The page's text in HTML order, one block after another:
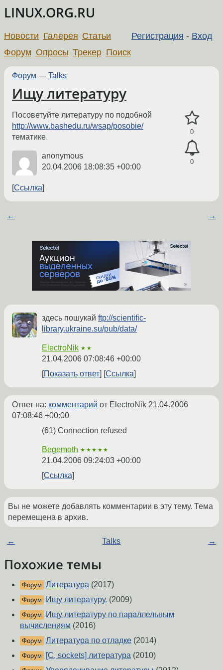
LINUX.ORG.RU
Регистрация - Вход
Новости Галерея Статьи
Форум Опросы Трекер Поиск
Форум — Talks
Ищу литературу
0
0
Посоветуйте литературу по подобной
http://www.bashedu.ru/wsap/posobie/
тематике.
anonymous
20.04.2006 18:08:35 +00:00
Ссылка
← →
здесь пошукай ftp://scientific-
library.ukraine.su/pub/data/
ElectroNik ★★
21.04.2006 07:08:46 +00:00
Показать ответ
Ссылка
Ответ на: комментарий от ElectroNik 21.04.2006
07:08:46 +00:00
(61) Connection refused
Begemoth ★★★★★
21.04.2006 09:24:03 +00:00
Ссылка
Вы не можете добавлять комментарии в эту тему. Тема
перемещена в архив.
← Talks →
Похожие темы
Форум Литература (2017)
Форум Ищу литературу. (2009)
Форум
Ищу литературу по параллельным
вычислениям (2016)
Форум Литература по отладке (2014)
Форум [C, sockets] литература (2010)